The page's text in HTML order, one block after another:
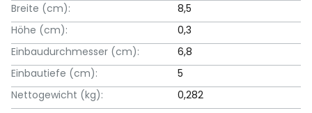
Breite (cm):
8,5
Höhe (cm):
0,3
Einbaudurchmesser (cm):
6,8
Einbautiefe (cm):
5
Nettogewicht (kg):
0,282